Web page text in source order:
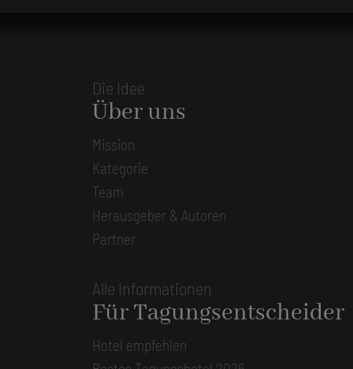
Die Idee
Über uns
Mission
Kategorie
Team
Herausgeber & Autoren
Partner
Alle Informationen
Für Tagungsentscheider
Hotel empfehlen